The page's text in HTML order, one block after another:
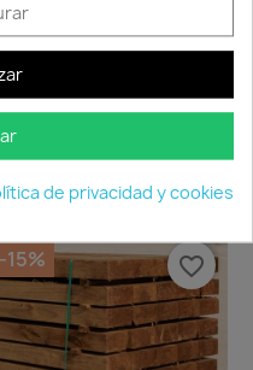
este
-15% favorite_border
de privacidad y cookies